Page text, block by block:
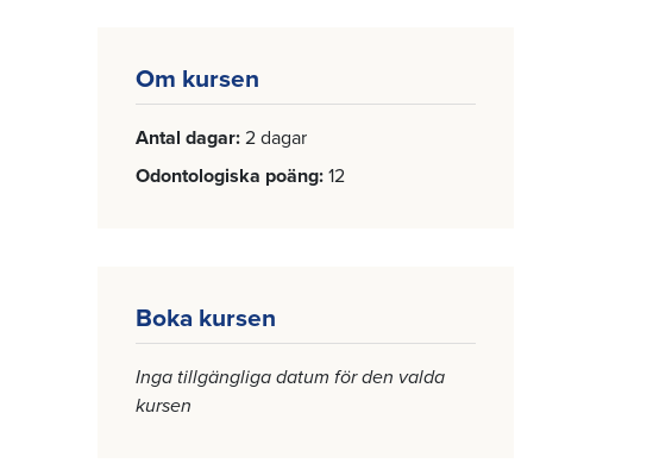
Om kursen
Antal dagar 2 dagar
Odontologiska poäng 12
Boka kursen
Inga tillgängliga datum för den valda
kursen